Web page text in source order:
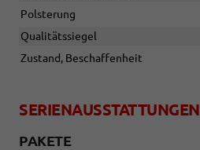
Polsterung
Qualitätssiegel
Zustand, Beschaffenheit
SERIENAUSSTATTUNGEN
PAKETE